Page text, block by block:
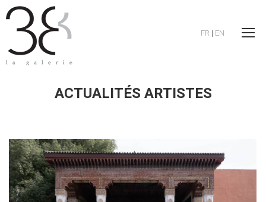
FR | EN
ACTUALITÉS ARTISTES